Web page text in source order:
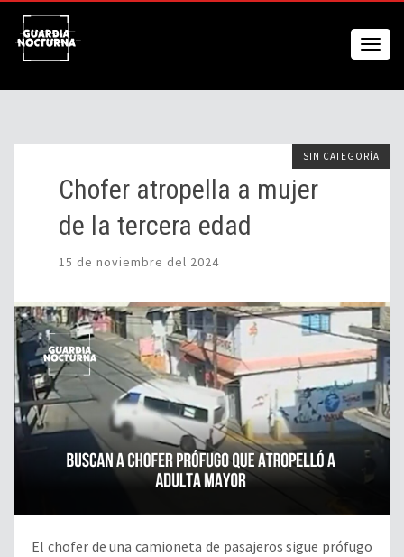
SIN CATEGORÍA
Chofer atropella a mujer
de la tercera edad
15 de noviembre del 2024
El chofer de una camioneta de pasajeros sigue prófugo